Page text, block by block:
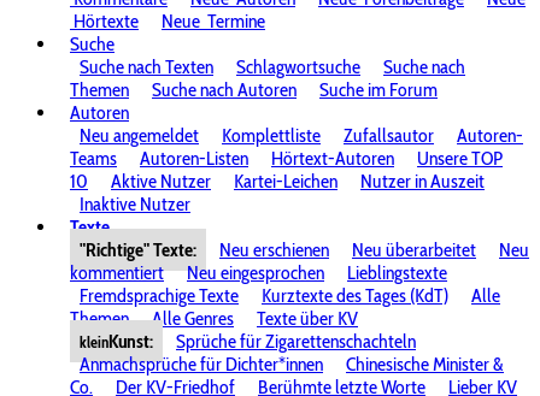
Hörtexte
Neue Termine
Suche
Suche nach Texten
Schlagwortsuche
Suche nach
Themen
Suche nach Autoren
Suche im Forum
Autoren
Neu angemeldet
Komplettliste Zufallsautor
Autoren-
Teams
Autoren-Listen Hörtext-Autoren
Unsere TOP
10
Aktive Nutzer Kartei-Leichen
Nutzer in Auszeit
Inaktive Nutzer
Texte
"Richtige" Texte:
Neu erschienen Neu überarbeitet
Neu
kommentiert
Neu eingesprochen
Lieblingstexte
Fremdsprachige Texte
Kurztexte des Tages (KdT)
Alle
Themen
Alle Genres Texte über KV
kleinKunst:
Sprüche für Zigarettenschachteln
Anmachsprüche für Dichter*innen
Chinesische Minister &
Co.
Der KV-Friedhof Berühmte letzte Worte
Lieber KV